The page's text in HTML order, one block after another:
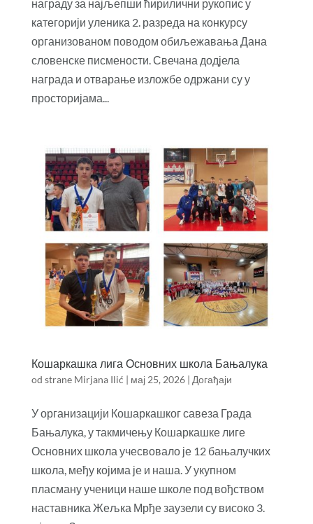
награду за најљепши ћирилични рукопис у
категорији уленика 2. разреда на конкурсу
организованом поводом обиљежавања Дана
словенске писмености. Свечана додјела
награда и отварање изложбе одржани су у
просторијама...
Кошаркашка лига Основних школа Бањалука
od strane Mirjana Ilić | мај 25, 2026| Догађаји
У организацији Кошаркашког савеза Града
Бањалука, у такмичењу Кошаркашке лиге
Основних школа учесвовало је 12 бањалучких
школа, међу којима је и наша. У укупном
пласману ученици наше школе под вођством
наставника Жељка Мрђе заузели су високо 3.